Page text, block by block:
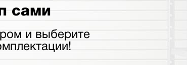
сами
и выберите